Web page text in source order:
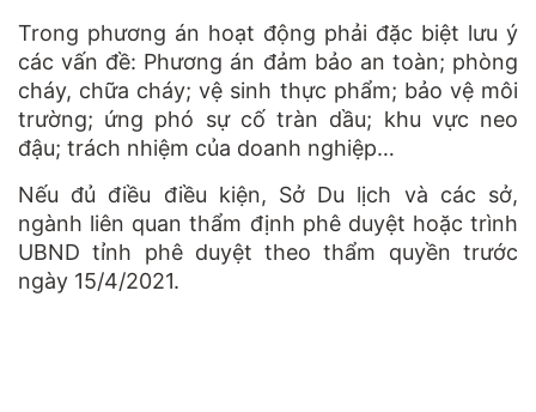
Trong phương án hoạt động phải đặc biệt lưu ý
các vấn đề: Phương án đảm bảo an toàn; phòng
cháy, chữa cháy; vệ sinh thực phẩm; bảo vệ môi
trường; ứng phó sự cố tràn dầu; khu vực neo
đậu; trách nhiệm của doanh nghiệp…
Nếu đủ điều điều kiện, Sở Du lịch và các sở,
ngành liên quan thẩm định phê duyệt hoặc trình
UBND tỉnh phê duyệt theo thẩm quyền trước
ngày 15/4/2021.